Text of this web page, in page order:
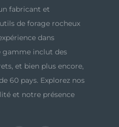
fabricant et
de forage rocheux
dans
gamme inclut des
et bien plus encore,
60 pays. Explorez nos
et notre présence